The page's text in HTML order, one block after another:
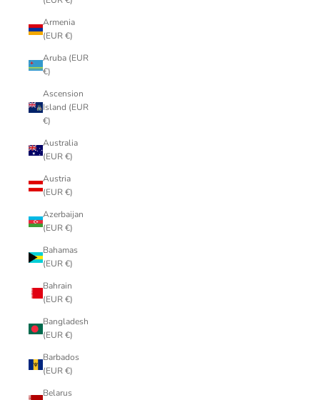
Armenia
(EUR €)
Aruba (EUR
€)
Ascension
Island (EUR
€)
Australia
(EUR €)
Austria
(EUR €)
Azerbaijan
(EUR €)
Bahamas
(EUR €)
Bahrain
(EUR €)
Bangladesh
(EUR €)
Barbados
(EUR €)
Belarus